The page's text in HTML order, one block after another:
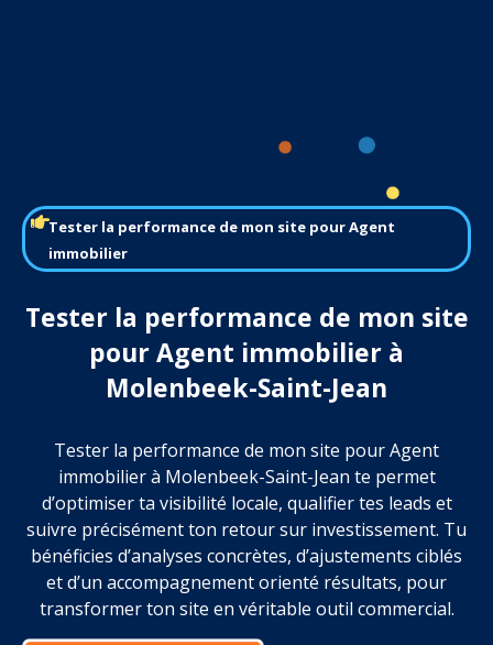
Tester la performance de mon site pour Agent
immobilier
Tester la performance de mon site
pour Agent immobilier à
Molenbeek-Saint-Jean
Tester la performance de mon site pour Agent
immobilier à Molenbeek-Saint-Jean te permet
d’optimiser ta visibilité locale, qualifier tes leads et
suivre précisément ton retour sur investissement. Tu
bénéficies d’analyses concrètes, d’ajustements ciblés
et d’un accompagnement orienté résultats, pour
transformer ton site en véritable outil commercial.